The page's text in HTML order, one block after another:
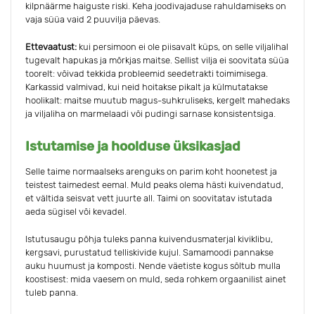
kilpnäärme haiguste riski. Keha joodivajaduse rahuldamiseks on
vaja süüa vaid 2 puuvilja päevas.
Ettevaatust: kui persimoon ei ole piisavalt küps, on selle viljalihal
tugevalt hapukas ja mõrkjas maitse. Sellist vilja ei soovitata süüa
toorelt: võivad tekkida probleemid seedetrakti toimimisega.
Karkassid valmivad, kui neid hoitakse pikalt ja külmutatakse
hoolikalt: maitse muutub magus-suhkruliseks, kergelt mahedaks
ja viljaliha on marmelaadi või pudingi sarnase konsistentsiga.
Istutamise ja hoolduse üksikasjad
Selle taime normaalseks arenguks on parim koht hoonetest ja
teistest taimedest eemal. Muld peaks olema hästi kuivendatud,
et vältida seisvat vett juurte all. Taimi on soovitatav istutada
aeda sügisel või kevadel.
Istutusaugu põhja tuleks panna kuivendusmaterjal kiviklibu,
kergsavi, purustatud telliskivide kujul. Samamoodi pannakse
auku huumust ja komposti. Nende väetiste kogus sõltub mulla
koostisest: mida vaesem on muld, seda rohkem orgaanilist ainet
tuleb panna.